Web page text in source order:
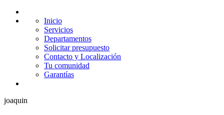
Inicio
Servicios
Departamentos
Solicitar presupuesto
Contacto y Localización
Tu comunidad
Garantías
joaquin